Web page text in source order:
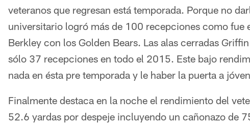
veteranos que regresan está temporada. Porque no
universitario logró más de 100 recepciones como fue
Berkley con los Golden Bears. Las alas cerradas
sólo 37 recepciones en todo el 2015. Este bajo
nada en ésta pre temporada y le haber la puerta a
Finalmente destaca en la noche el rendimiento del
52.6 yardas por despeje incluyendo un cañonazo de